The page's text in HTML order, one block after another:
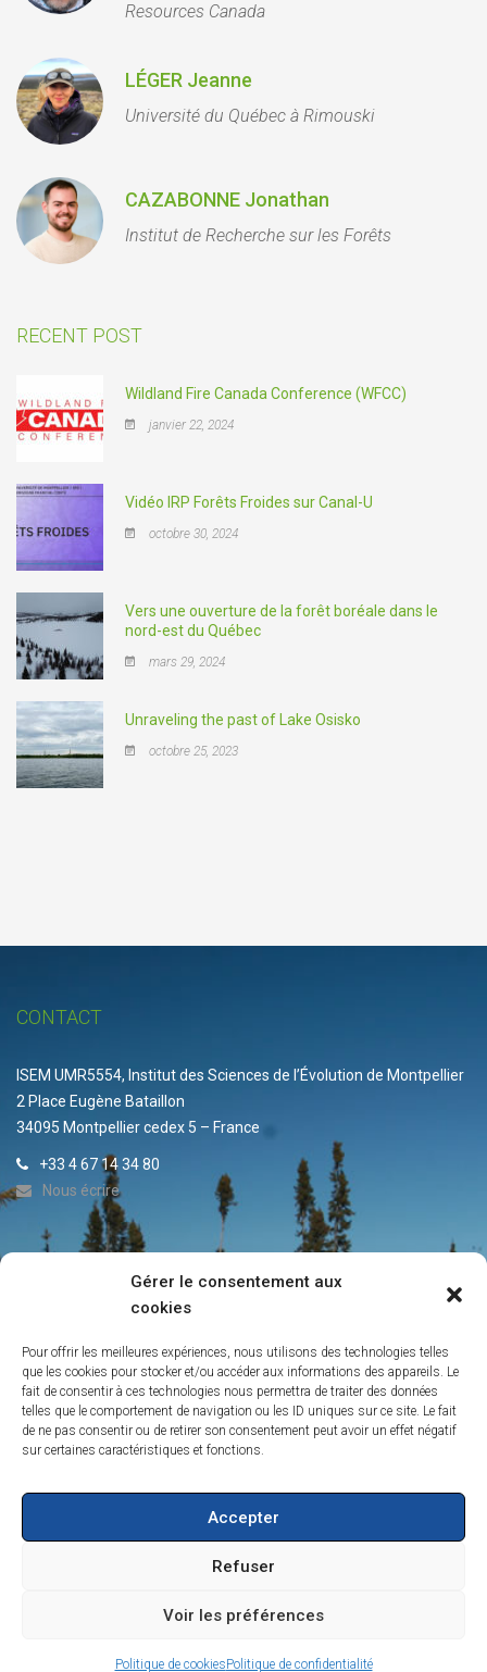
Gérer le consentement aux
cookies
Pour offrir les meilleures expériences, nous utilisons des technologies telles
que les cookies pour stocker et/ou accéder aux informations des appareils. Le
fait de consentir à ces technologies nous permettra de traiter des données
telles que le comportement de navigation ou les ID uniques sur ce site. Le fait
de ne pas consentir ou de retirer son consentement peut avoir un effet négatif
sur certaines caractéristiques et fonctions.
Accepter
Refuser
Voir les préférences
Politique de cookiesPolitique de confidentialité
Resources Canada
LÉGER Jeanne
Université du Québec à Rimouski
CAZABONNE Jonathan
Institut de Recherche sur les Forêts
RECENT POST
Wildland Fire Canada Conference (WFCC)
janvier 22, 2024
Vidéo IRP Forêts Froides sur Canal-U
octobre 30, 2024
Vers une ouverture de la forêt boréale dans le
nord-est du Québec
mars 29, 2024
Unraveling the past of Lake Osisko
octobre 25, 2023
CONTACT
ISEM UMR5554, Institut des Sciences de l’Évolution de Montpellier
2 Place Eugène Bataillon
34095 Montpellier cedex 5 – France
+33 4 67 14 34 80
Nous écrire
ACTUALITÉS DE L’IRP
Info-Lettre du Laboratoire IRP
Contacts
La persistance des peuplements de conifères boréaux de l’ouest
du Québec
Création de l’IRP sur les forêts froides
©2020 IRN FORÊTS FROIDES - RÉSEAU DE RECHERCHE INTERNATIONAL